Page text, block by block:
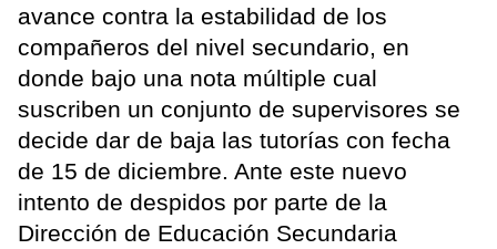
avance contra la estabilidad de los
compañeros del nivel secundario, en
donde bajo una nota múltiple cual
suscriben un conjunto de supervisores se
decide dar de baja las tutorías con fecha
de 15 de diciembre. Ante este nuevo
intento de despidos por parte de la
Dirección de Educación Secundaria